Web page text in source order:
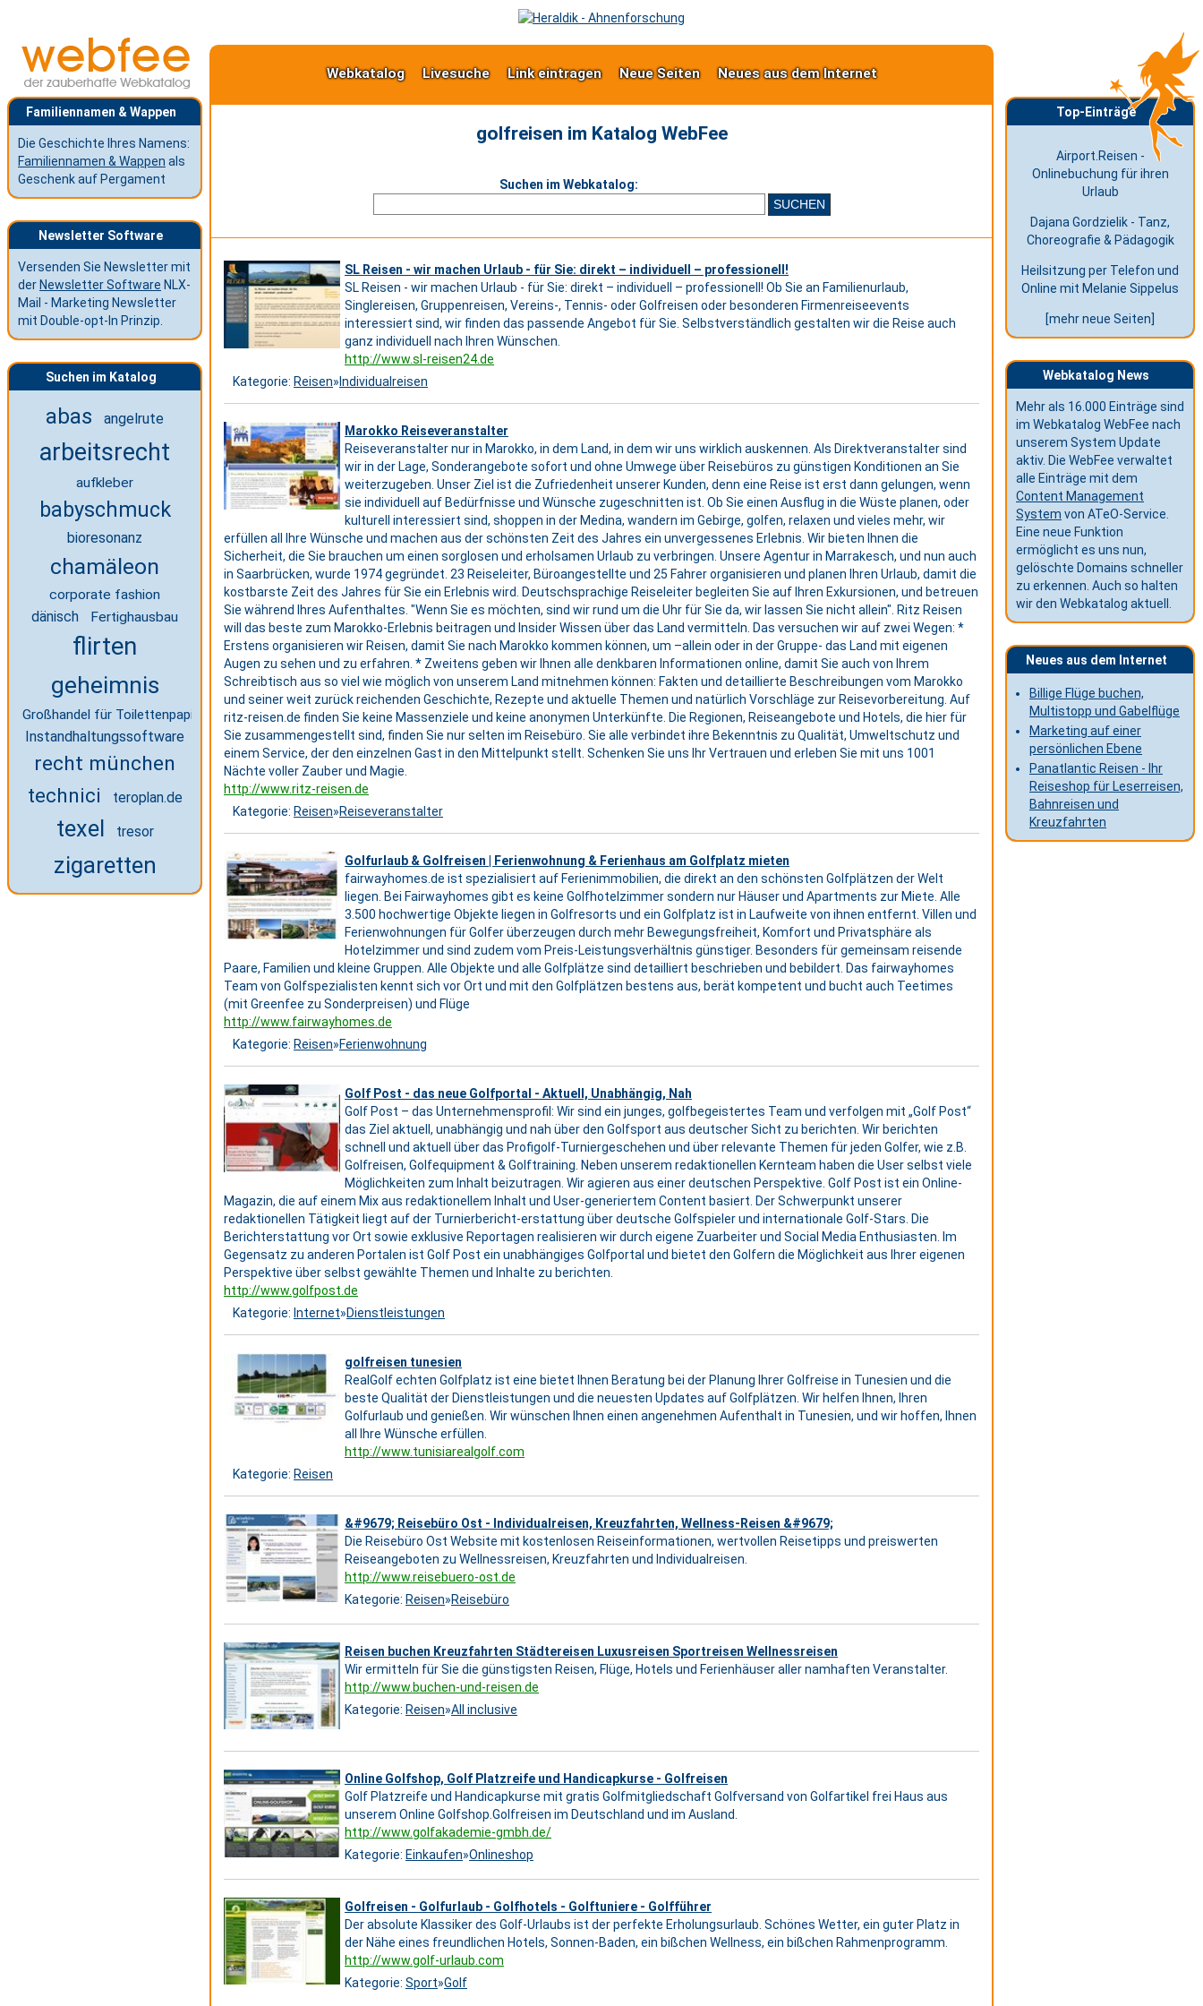
Familiennamen & Wappen
Die Geschichte Ihres Namens:
Familiennamen & Wappen als
Geschenk auf Pergament
Newsletter Software
Versenden Sie Newsletter mit
der Newsletter Software NLX-
Mail - Marketing Newsletter
mit Double-opt-In Prinzip.
Suchen im Katalog
abas angelrute
arbeitsrecht
aufkleber
babyschmuck
bioresonanz
chamäleon
corporate fashion
dänisch Fertighausbau
flirten
geheimnis
Großhandel für Toilettenpapier
Instandhaltungssoftware
recht münchen
technici teroplan.de
texel tresor
zigaretten
Webkatalog Livesuche Link eintragen Neue Seiten Neues aus dem Internet
golfreisen im Katalog WebFee
Suchen im Webkatalog:
SL Reisen - wir machen Urlaub - für Sie: direkt – individuell – professionell!
SL Reisen - wir machen Urlaub - für Sie: direkt – individuell – professionell! Ob Sie an Familienurlaub,
Singlereisen, Gruppenreisen, Vereins-, Tennis- oder Golfreisen oder besonderen Firmenreiseevents
interessiert sind, wir finden das passende Angebot für Sie. Selbstverständlich gestalten wir die Reise auch
ganz individuell nach Ihren Wünschen.
http://www.sl-reisen24.de
Kategorie: Reisen» Individualreisen
Marokko Reiseveranstalter
Reiseveranstalter nur in Marokko, in dem Land, in dem wir uns wirklich auskennen. Als Direktveranstalter sind
wir in der Lage, Sonderangebote sofort und ohne Umwege über Reisebüros zu günstigen Konditionen an Sie
weiterzugeben. Unser Ziel ist die Zufriedenheit unserer Kunden, denn eine Reise ist erst dann gelungen, wenn
sie individuell auf Bedürfnisse und Wünsche zugeschnitten ist. Ob Sie einen Ausflug in die Wüste planen, oder
kulturell interessiert sind, shoppen in der Medina, wandern im Gebirge, golfen, relaxen und vieles mehr, wir
erfüllen all Ihre Wünsche und machen aus der schönsten Zeit des Jahres ein unvergessenes Erlebnis. Wir bieten Ihnen die
Sicherheit, die Sie brauchen um einen sorglosen und erholsamen Urlaub zu verbringen. Unsere Agentur in Marrakesch, und nun auch
in Saarbrücken, wurde 1974 gegründet. 23 Reiseleiter, Büroangestellte und 25 Fahrer organisieren und planen Ihren Urlaub, damit die
kostbarste Zeit des Jahres für Sie ein Erlebnis wird. Deutschsprachige Reiseleiter begleiten Sie auf Ihren Exkursionen, und betreuen
Sie während Ihres Aufenthaltes. "Wenn Sie es möchten, sind wir rund um die Uhr für Sie da, wir lassen Sie nicht allein". Ritz Reisen
will das beste zum Marokko-Erlebnis beitragen und Insider Wissen über das Land vermitteln. Das versuchen wir auf zwei Wegen: *
Erstens organisieren wir Reisen, damit Sie nach Marokko kommen können, um –allein oder in der Gruppe- das Land mit eigenen
Augen zu sehen und zu erfahren. * Zweitens geben wir Ihnen alle denkbaren Informationen online, damit Sie auch von Ihrem
Schreibtisch aus so viel wie möglich von unserem Land mitnehmen können: Fakten und detaillierte Beschreibungen vom Marokko
und seiner weit zurück reichenden Geschichte, Rezepte und aktuelle Themen und natürlich Vorschläge zur Reisevorbereitung. Auf
ritz-reisen.de finden Sie keine Massenziele und keine anonymen Unterkünfte. Die Regionen, Reiseangebote und Hotels, die hier für
Sie zusammengestellt sind, finden Sie nur selten im Reisebüro. Sie alle verbindet ihre Bekenntnis zu Qualität, Umweltschutz und
einem Service, der den einzelnen Gast in den Mittelpunkt stellt. Schenken Sie uns Ihr Vertrauen und erleben Sie mit uns 1001
Nächte voller Zauber und Magie.
http://www.ritz-reisen.de
Kategorie: Reisen»Reiseveranstalter
Golfurlaub & Golfreisen | Ferienwohnung & Ferienhaus am Golfplatz mieten
fairwayhomes.de ist spezialisiert auf Ferienimmobilien, die direkt an den schönsten Golfplätzen der Welt
liegen. Bei Fairwayhomes gibt es keine Golfhotelzimmer sondern nur Häuser und Apartments zur Miete. Alle
3.500 hochwertige Objekte liegen in Golfresorts und ein Golfplatz ist in Laufweite von ihnen entfernt. Villen und
Ferienwohnungen für Golfer überzeugen durch mehr Bewegungsfreiheit, Komfort und Privatsphäre als
Hotelzimmer und sind zudem vom Preis-Leistungsverhältnis günstiger. Besonders für gemeinsam reisende
Paare, Familien und kleine Gruppen. Alle Objekte und alle Golfplätze sind detailliert beschrieben und bebildert. Das fairwayhomes
Team von Golfspezialisten kennt sich vor Ort und mit den Golfplätzen bestens aus, berät kompetent und bucht auch Teetimes
(mit Greenfee zu Sonderpreisen) und Flüge
http://www.fairwayhomes.de
Kategorie: Reisen»Ferienwohnung
Golf Post - das neue Golfportal - Aktuell, Unabhängig, Nah
Golf Post – das Unternehmensprofil: Wir sind ein junges, golfbegeistertes Team und verfolgen mit „Golf Post“
das Ziel aktuell, unabhängig und nah über den Golfsport aus deutscher Sicht zu berichten. Wir berichten
schnell und aktuell über das Profigolf-Turniergeschehen und über relevante Themen für jeden Golfer, wie z.B.
Golfreisen, Golfequipment & Golftraining. Neben unserem redaktionellen Kernteam haben die User selbst viele
Möglichkeiten zum Inhalt beizutragen. Wir agieren aus einer deutschen Perspektive. Golf Post ist ein Online-
Magazin, die auf einem Mix aus redaktionellem Inhalt und User-generiertem Content basiert. Der Schwerpunkt unserer
redaktionellen Tätigkeit liegt auf der Turnierbericht-erstattung über deutsche Golfspieler und internationale Golf-Stars. Die
Berichterstattung vor Ort sowie exklusive Reportagen realisieren wir durch eigene Zuarbeiter und Social Media Enthusiasten. Im
Gegensatz zu anderen Portalen ist Golf Post ein unabhängiges Golfportal und bietet den Golfern die Möglichkeit aus Ihrer eigenen
Perspektive über selbst gewählte Themen und Inhalte zu berichten.
http://www.golfpost.de
Kategorie: Internet»Dienstleistungen
golfreisen tunesien
RealGolf echten Golfplatz ist eine bietet Ihnen Beratung bei der Planung Ihrer Golfreise in Tunesien und die
beste Qualität der Dienstleistungen und die neuesten Updates auf Golfplätzen. Wir helfen Ihnen, Ihren
Golfurlaub und genießen. Wir wünschen Ihnen einen angenehmen Aufenthalt in Tunesien, und wir hoffen, Ihnen
all Ihre Wünsche erfüllen.
http://www.tunisiarealgolf.com
Kategorie: Reisen
&#9679; Reisebüro Ost - Individualreisen, Kreuzfahrten, Wellness-Reisen &#9679;
Die Reisebüro Ost Website mit kostenlosen Reiseinformationen, wertvollen Reisetipps und preiswerten
Reiseangeboten zu Wellnessreisen, Kreuzfahrten und Individualreisen.
http://www.reisebuero-ost.de
Kategorie: Reisen»Reisebüro
Reisen buchen Kreuzfahrten Städtereisen Luxusreisen Sportreisen Wellnessreisen
Wir ermitteln für Sie die günstigsten Reisen, Flüge, Hotels und Ferienhäuser aller namhaften Veranstalter.
http://www.buchen-und-reisen.de
Kategorie: Reisen»All inclusive
Online Golfshop, Golf Platzreife und Handicapkurse - Golfreisen
Golf Platzreife und Handicapkurse mit gratis Golfmitgliedschaft Golfversand von Golfartikel frei Haus aus
unserem Online Golfshop.Golfreisen im Deutschland und im Ausland.
http://www.golfakademie-gmbh.de/
Kategorie: Einkaufen»Onlineshop
Golfreisen - Golfurlaub - Golfhotels - Golftuniere - Golfführer
Der absolute Klassiker des Golf-Urlaubs ist der perfekte Erholungsurlaub. Schönes Wetter, ein guter Platz in
der Nähe eines freundlichen Hotels, Sonnen-Baden, ein bißchen Wellness, ein bißchen Rahmenprogramm.
http://www.golf-urlaub.com
Kategorie: Sport»Golf
Top-Einträge
Airport.Reisen -
Onlinebuchung für ihren
Urlaub
Dajana Gordzielik - Tanz,
Choreografie & Pädagogik
Heilsitzung per Telefon und
Online mit Melanie Sippelus
[mehr neue Seiten]
Webkatalog News
Mehr als 16.000 Einträge sind
im Webkatalog WebFee nach
unserem System Update
aktiv. Die WebFee verwaltet
alle Einträge mit dem
Content Management
System von ATeO-Service.
Eine neue Funktion
ermöglicht es uns nun,
gelöschte Domains schneller
zu erkennen. Auch so halten
wir den Webkatalog aktuell.
Neues aus dem Internet
Billige Flüge buchen,
Multistopp und Gabelflüge
Marketing auf einer
persönlichen Ebene
Panatlantic Reisen - Ihr
Reiseshop für Leserreisen,
Bahnreisen und
Kreuzfahrten